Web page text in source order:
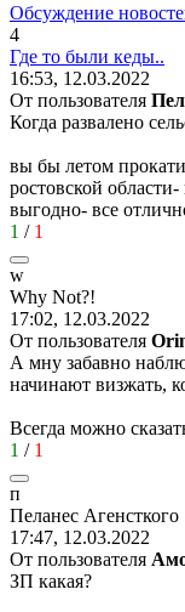
Обсуждение
4
Где то были кеды..
16:53, 12.03.2022
От пользователя
Когда развалено
вы бы летом
ростовской
выгодно- все
1 / 1
w
Why Not?!
17:02, 12.03.2022
От пользователя
А мну забавно
начинают визжать,
Всегда можно
1 / 1
п
Пеланес Агенсткого
17:47, 12.03.2022
От пользователя
ЗП какая?